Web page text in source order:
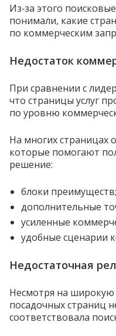
Из‑за этого
понимали, какие
по коммерческим
Недостаток
При сравнении с
что страницы услуг
по уровню
На многих страницах
которые помогают
решение:
блоки преимуществ;
дополнительные
усиленные
удобные сценарии
Недостаточная
Несмотря на широкую
посадочных страниц
соответствовала